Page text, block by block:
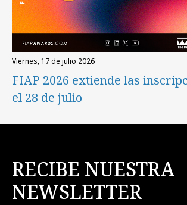
viernes, 17 de julio 2026
FIAP 2026 extiende las
el 28 de julio
RECIBE NUESTRA
NEWSLETTER